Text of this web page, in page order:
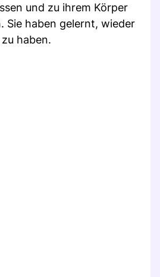
und zu ihrem Körper
Sie haben gelernt, wieder
haben.